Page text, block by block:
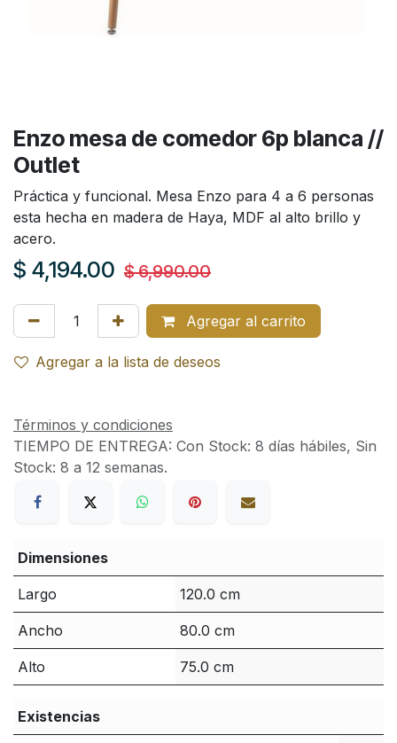
Enzo mesa de comedor 6p blanca //
Outlet
Práctica y funcional. Mesa Enzo para 4 a 6 personas
esta hecha en madera de Haya, MDF al alto brillo y
acero.
$ 4,194.00 $6,990.00
Agregar al carrito
Agregar a la lista de deseos
Términos y condiciones
TIEMPO DE ENTREGA: Con Stock: 8 días hábiles, Sin
Stock: 8 a 12 semanas.
Dimensiones
Largo 120.0 cm
Ancho 80.0 cm
Alto 75.0 cm
Existencias